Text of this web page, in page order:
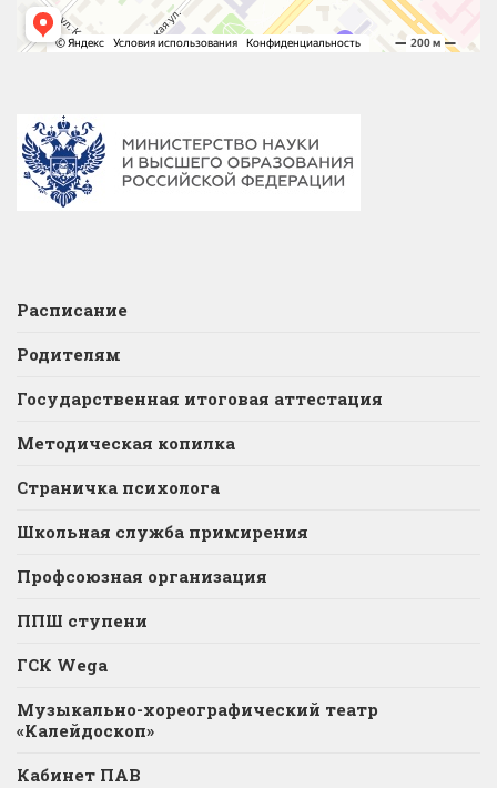
Расписание
Родителям
Государственная итоговая аттестация
Методическая копилка
Страничка психолога
Школьная служба примирения
Профсоюзная организация
ППШ ступени
ГСК Wega
Музыкально-хореографический театр
«Калейдоскоп»
Кабинет ПАВ